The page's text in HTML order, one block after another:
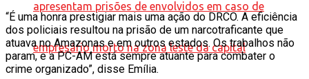
“É uma honra prestigiar mais uma ação do DRCO. A eficiência
dos policiais resultou na prisão de um narcotraficante que
atuava no Amazonas e em outros estados. Os trabalhos não
param, e a PC-AM está sempre atuante para combater o
crime organizado”, disse Emília.